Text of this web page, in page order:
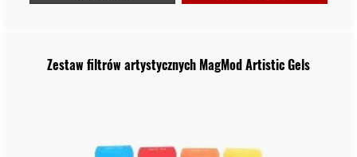
Zestaw filtrów artystycznych MagMod Artistic Gels